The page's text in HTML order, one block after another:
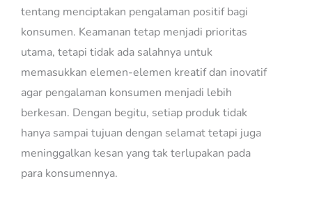
tentang menciptakan pengalaman positif bagi
konsumen. Keamanan tetap menjadi prioritas
utama, tetapi tidak ada salahnya untuk
memasukkan elemen-elemen kreatif dan inovatif
agar pengalaman konsumen menjadi lebih
berkesan. Dengan begitu, setiap produk tidak
hanya sampai tujuan dengan selamat tetapi juga
meninggalkan kesan yang tak terlupakan pada
para konsumennya.